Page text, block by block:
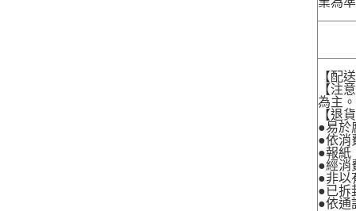
【配
【注
為主。
【退
●易於
●依消
●報紙
●經消
●非以
●已拆
●依通